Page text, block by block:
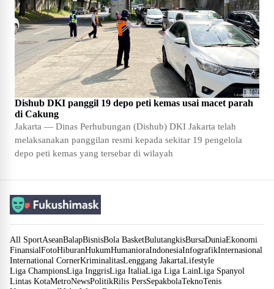
Dishub DKI panggil 19 depo peti kemas usai macet parah
di Cakung
Jakarta — Dinas Perhubungan (Dishub) DKI Jakarta telah
melaksanakan panggilan resmi kepada sekitar 19 pengelola
depo peti kemas yang tersebar di wilayah
All SportAseanBalapBisnisBola BasketBulutangkisBursaDuniaEkonomi
FinansialFotoHiburanHukumHumanioraIndonesiaInfografikInternasional
International CornerKriminalitasLenggang JakartaLifestyle
Liga ChampionsLiga InggrisLiga ItaliaLiga Liga LainLiga Spanyol
Lintas KotaMetroNewsPolitikRilis PersSepakbolaTeknoTenis